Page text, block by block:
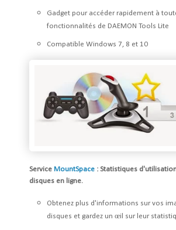
Gadget pour accéder rapidement à
fonctionnalités de DAEMON Tools Lite
Compatible Windows 7, 8 et 10
Service MountSpace : Statistiques
disques en ligne.
Obtenez plus d'informations sur vos
disques et gardez un œil sur leur